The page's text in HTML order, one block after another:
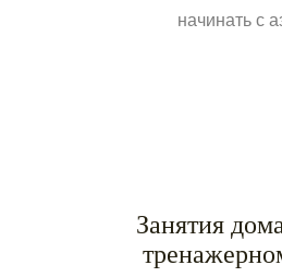
начинать с
Занятия